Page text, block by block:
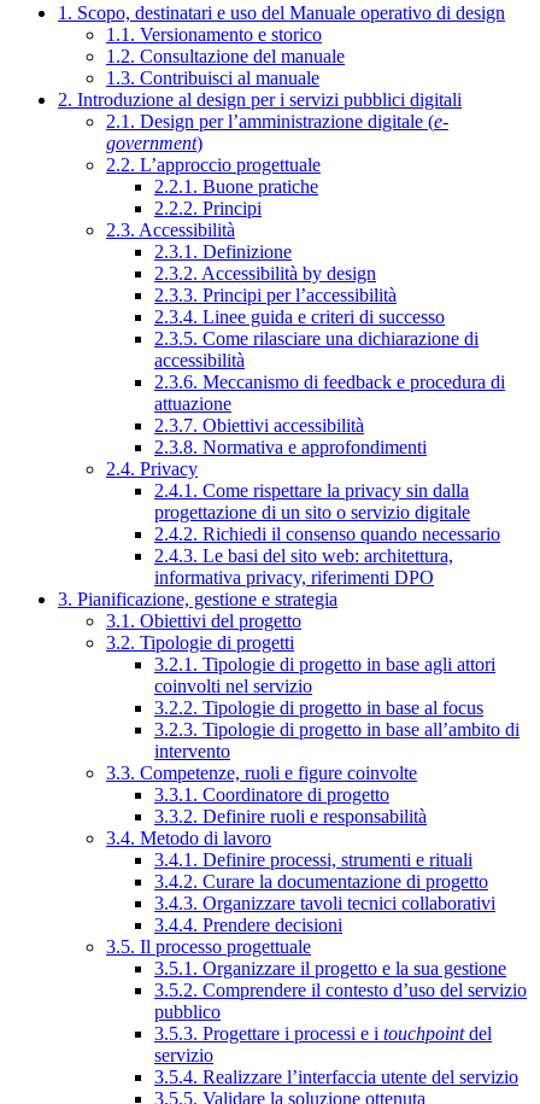
1. Scopo, destinatari e uso del Manuale operativo di design
1.1. Versionamento e storico
1.2. Consultazione del manuale
1.3. Contribuisci al manuale
2. Introduzione al design per i servizi pubblici digitali
2.1. Design per l’amministrazione digitale (e-
government)
2.2. L’approccio progettuale
2.2.1. Buone pratiche
2.2.2. Principi
2.3. Accessibilità
2.3.1. Definizione
2.3.2. Accessibilità by design
2.3.3. Principi per l’accessibilità
2.3.4. Linee guida e criteri di successo
2.3.5. Come rilasciare una dichiarazione di
accessibilità
2.3.6. Meccanismo di feedback e procedura di
attuazione
2.3.7. Obiettivi accessibilità
2.3.8. Normativa e approfondimenti
2.4. Privacy
2.4.1. Come rispettare la privacy sin dalla
progettazione di un sito o servizio digitale
2.4.2. Richiedi il consenso quando necessario
2.4.3. Le basi del sito web: architettura,
informativa privacy, riferimenti DPO
3. Pianificazione, gestione e strategia
3.1. Obiettivi del progetto
3.2. Tipologie di progetti
3.2.1. Tipologie di progetto in base agli attori
coinvolti nel servizio
3.2.2. Tipologie di progetto in base al focus
3.2.3. Tipologie di progetto in base all’ambito di
intervento
3.3. Competenze, ruoli e figure coinvolte
3.3.1. Coordinatore di progetto
3.3.2. Definire ruoli e responsabilità
3.4. Metodo di lavoro
3.4.1. Definire processi, strumenti e rituali
3.4.2. Curare la documentazione di progetto
3.4.3. Organizzare tavoli tecnici collaborativi
3.4.4. Prendere decisioni
3.5. Il processo progettuale
3.5.1. Organizzare il progetto e la sua gestione
3.5.2. Comprendere il contesto d’uso del servizio
pubblico
3.5.3. Progettare i processi e i touchpointdel
servizio
3.5.4. Realizzare l’interfaccia utente del servizio
3.5.5. Validare la soluzione ottenuta